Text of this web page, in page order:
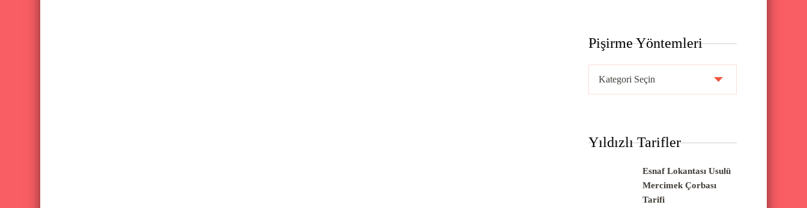
Pişirme Yöntemleri
r
Yıldızlı Tarifler
Esnaf Lokantası Usulü
Mercimek Çorbası
Tarifi